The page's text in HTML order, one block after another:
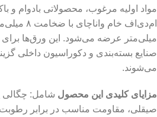
مواد اولیه مرغوب، محصولاتی بادوام و
میلی‌متر عرضه می‌شود. این ورق‌ها برای
صنایع بسته‌بندی و دکوراسیون داخلی
می‌شوند.
مزایای کلیدی این محصول شامل:
صیقلی، مقاومت مناسب در برابر رطوبت